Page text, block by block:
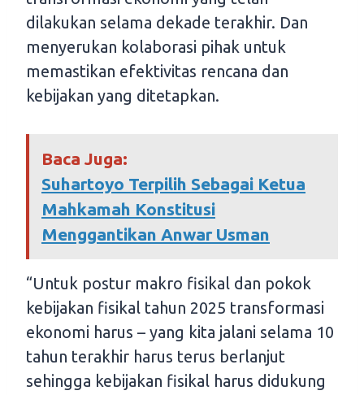
dilakukan selama dekade terakhir. Dan
menyerukan kolaborasi pihak untuk
memastikan efektivitas rencana dan
kebijakan yang ditetapkan.
Baca Juga:
Suhartoyo Terpilih Sebagai Ketua
Mahkamah Konstitusi
Menggantikan Anwar Usman
“Untuk postur makro fisikal dan pokok
kebijakan fisikal tahun 2025 transformasi
ekonomi harus – yang kita jalani selama 10
tahun terakhir harus terus berlanjut
sehingga kebijakan fisikal harus didukung